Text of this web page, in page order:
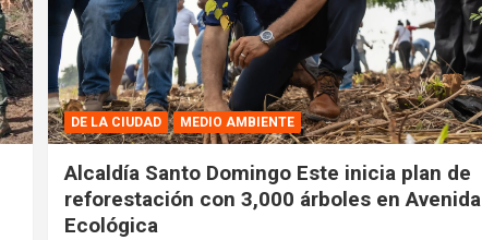
DE LA CIUDAD MEDIO AMBIENTE
Alcaldía Santo Domingo Este inicia plan de
reforestación con 3,000 árboles en Avenida
Ecológica